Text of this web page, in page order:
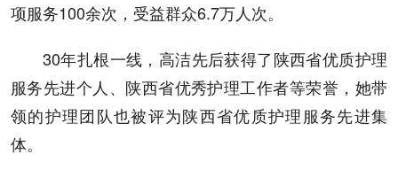
项服务100余次，受益群众6.7万人次。
30年扎根一线，高洁先后获得了陕西省优质护理
服务先进个人、陕西省优秀护理工作者等荣誉，她带
领的护理团队也被评为陕西省优质护理服务先进集
体。